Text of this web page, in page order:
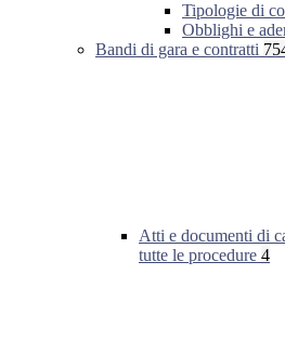
Tipologie di
Obblighi e
Bandi di gara e contratti
Atti e documenti di
tutte le procedure 4